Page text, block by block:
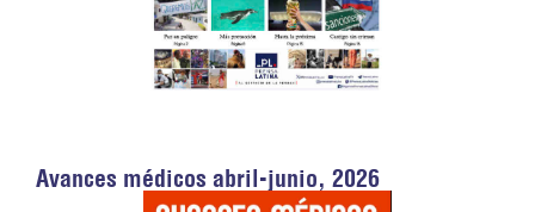
Avances médicos abril-junio, 2026